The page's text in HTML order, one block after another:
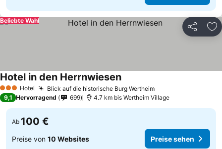
Teilen
Beliebte Wahl
3 SterneHotel Blick auf die historische Burg Wertheim
Hotel in den Herrnwiesen
9,1 Hervorragend 699 4.7 km bis Wertheim Village
Ab 100 €
Preise von 10 Websites Preise sehen